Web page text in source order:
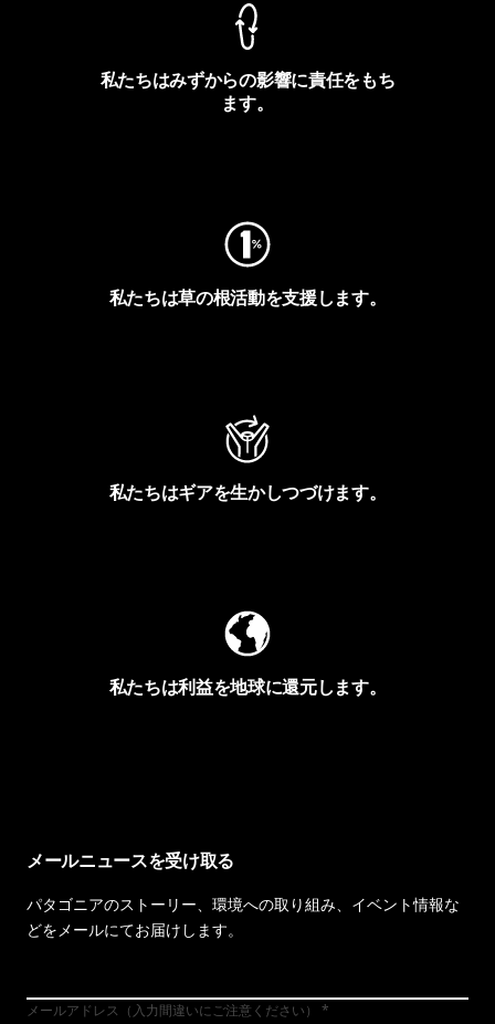
私たちはみずからの影響に責任をもち
ます。
私たちは草の根活動を支援します。
私たちはギアを生かしつづけます。
私たちは利益を地球に還元します。
メールニュースを受け取る
パタゴニアのストーリー、環境への取り組み、イベント情報な
どをメールにてお届けします。
メールアドレス（入力間違いにご注意ください）